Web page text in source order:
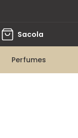
Perfumes